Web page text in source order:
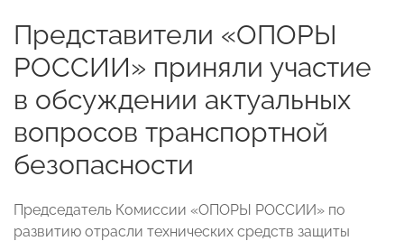
Представители «ОПОРЫ
РОССИИ» приняли участие
в обсуждении актуальных
вопросов транспортной
безопасности
Председатель Комиссии «ОПОРЫ РОССИИ» по
развитию отрасли технических средств защиты